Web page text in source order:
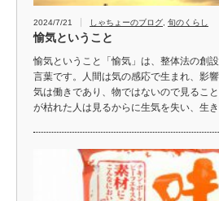
2024/7/21 しゃちょーのブログ 旬のくらし
愉気ということ
愉気ということ「愉気」は、整体法の創
言葉です。人間は気の感応で生まれ、影
気は働きであり、物ではないので見るこ
が枯れた人は見るからに生気を失い、生